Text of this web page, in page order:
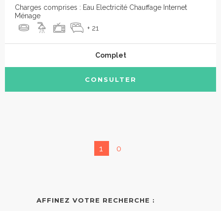
Charges comprises : Eau Electricité Chauffage Internet
Ménage
+ 21
Complet
CONSULTER
1 0
AFFINEZ VOTRE RECHERCHE :